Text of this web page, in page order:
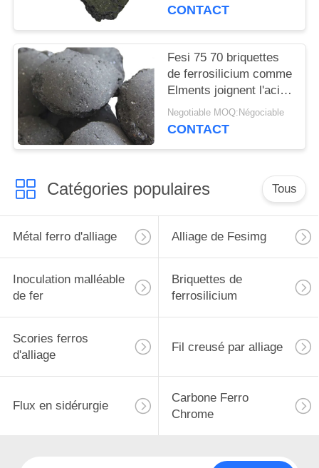
CONTACT
Fesi 75 70 briquettes
de ferrosilicium comme
Elments joignent l'acier
faiblement allié d'In
d'agent
Negotiable MOQ:Négociable
CONTACT
Catégories populaires Tous
Métal ferro d'alliage Alliage de Fesimg
Inoculation malléable
de fer
Briquettes de
ferrosilicium
Scories ferros
d'alliage
Fil creusé par alliage
Flux en sidérurgie
Carbone Ferro
Chrome